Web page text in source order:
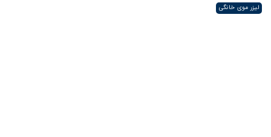
لیزر موی خانگی